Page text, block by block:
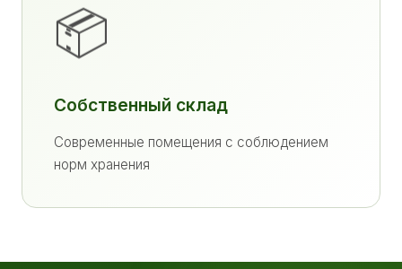
📦
Собственный склад
Современные помещения с соблюдением
норм хранения